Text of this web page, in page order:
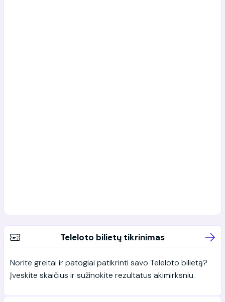
Teleloto bilietų tikrinimas
Norite greitai ir patogiai patikrinti savo Teleloto bilietą?
Įveskite skaičius ir sužinokite rezultatus akimirksniu.